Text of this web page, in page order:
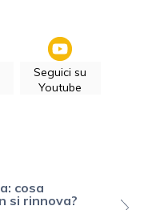
Seguici su
Youtube
cosa
si rinnova?